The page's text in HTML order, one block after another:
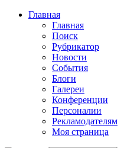
Skip to main content
Главная
Главная
Поиск
Рубрикатор
Новости
События
Блоги
Галереи
Конференции
Персоналии
Рекламодателям
Моя страница